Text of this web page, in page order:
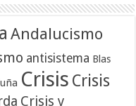
Andalucismo
antisistema Blas
Crisis Crisis
Crisis y